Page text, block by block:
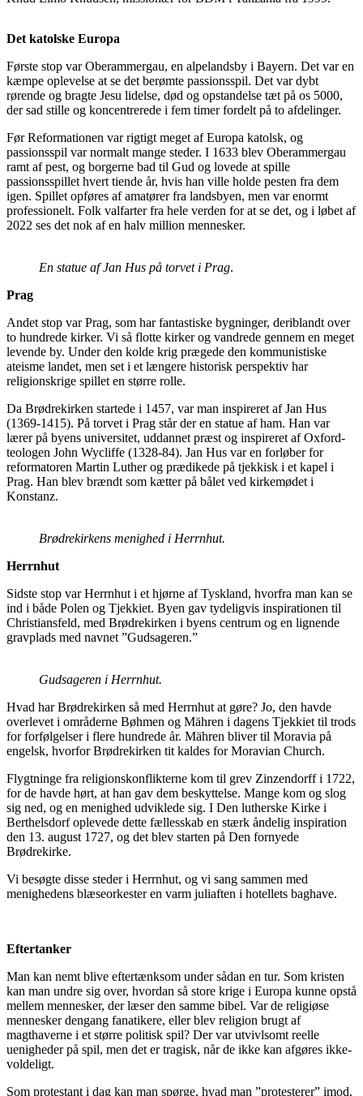
Det katolske Europa
Første stop var Oberammergau, en alpelandsby i Bayern. Det var en
kæmpe oplevelse at se det berømte passionsspil. Det var dybt
rørende og bragte Jesu lidelse, død og opstandelse tæt på os 5000,
der sad stille og koncentrerede i fem timer fordelt på to afdelinger.
Før Reformationen var rigtigt meget af Europa katolsk, og
passionsspil var normalt mange steder. I 1633 blev Oberammergau
ramt af pest, og borgerne bad til Gud og lovede at spille
passionsspillet hvert tiende år, hvis han ville holde pesten fra dem
igen. Spillet opføres af amatører fra landsbyen, men var enormt
professionelt. Folk valfarter fra hele verden for at se det, og i løbet af
2022 ses det nok af en halv million mennesker.
En statue af Jan Hus på torvet i Prag.
Prag
Andet stop var Prag, som har fantastiske bygninger, deriblandt over
to hundrede kirker. Vi så flotte kirker og vandrede gennem en meget
levende by. Under den kolde krig prægede den kommunistiske
ateisme landet, men set i et længere historisk perspektiv har
religionskrige spillet en større rolle.
Da Brødrekirken startede i 1457, var man inspireret af Jan Hus
(1369-1415). På torvet i Prag står der en statue af ham. Han var
lærer på byens universitet, uddannet præst og inspireret af Oxford-
teologen John Wycliffe (1328-84). Jan Hus var en forløber for
reformatoren Martin Luther og prædikede på tjekkisk i et kapel i
Prag. Han blev brændt som kætter på bålet ved kirkemødet i
Konstanz.
Brødrekirkens menighed i Herrnhut.
Herrnhut
Sidste stop var Herrnhut i et hjørne af Tyskland, hvorfra man kan se
ind i både Polen og Tjekkiet. Byen gav tydeligvis inspirationen til
Christiansfeld, med Brødrekirken i byens centrum og en lignende
gravplads med navnet ”Gudsageren.”
Gudsageren i Herrnhut.
Hvad har Brødrekirken så med Herrnhut at gøre? Jo, den havde
overlevet i områderne Bøhmen og Mähren i dagens Tjekkiet til trods
for forfølgelser i flere hundrede år. Mähren bliver til Moravia på
engelsk, hvorfor Brødrekirken tit kaldes for Moravian Church.
Flygtninge fra religionskonflikterne kom til grev Zinzendorff i 1722,
for de havde hørt, at han gav dem beskyttelse. Mange kom og slog
sig ned, og en menighed udviklede sig. I Den lutherske Kirke i
Berthelsdorf oplevede dette fællesskab en stærk åndelig inspiration
den 13. august 1727, og det blev starten på Den fornyede
Brødrekirke.
Vi besøgte disse steder i Herrnhut, og vi sang sammen med
menighedens blæseorkester en varm juliaften i hotellets baghave.
Eftertanker
Man kan nemt blive eftertænksom under sådan en tur. Som kristen
kan man undre sig over, hvordan så store krige i Europa kunne opstå
mellem mennesker, der læser den samme bibel. Var de religiøse
mennesker dengang fanatikere, eller blev religion brugt af
magthaverne i et større politisk spil? Der var utvivlsomt reelle
uenigheder på spil, men det er tragisk, når de ikke kan afgøres ikke-
voldeligt.
Som protestant i dag kan man spørge, hvad man ”protesterer” imod.